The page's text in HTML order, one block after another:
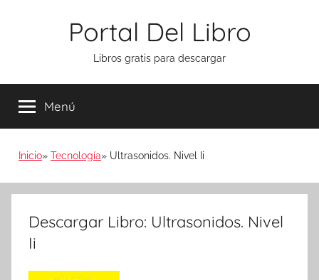
Portal Del Libro
Libros gratis para descargar
Menú
Inicio Tecnología Ultrasonidos. Nivel Ii
Descargar Libro: Ultrasonidos. Nivel
Ii